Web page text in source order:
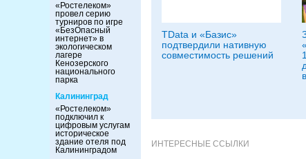
«Ростелеком»
провел серию
турниров по игре
«БезОпасный
интернет» в
экологическом
лагере
Кенозерского
национального
парка
Калининград
«Ростелеком»
подключил к
цифровым услугам
историческое
здание отеля под
Калининградом
TData и «Базис»
подтвердили нативную
совместимость решений
ИНТЕРЕСНЫЕ ССЫЛКИ